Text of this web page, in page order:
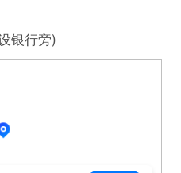
年终奖、免费培训，欢
联系，提及在铜陵人才
银行旁)